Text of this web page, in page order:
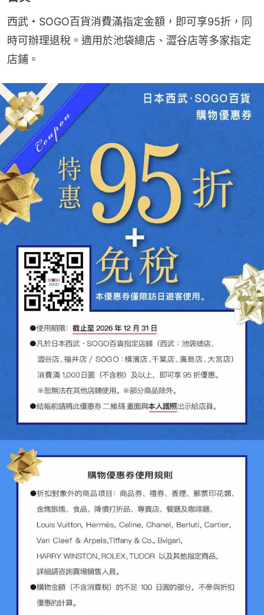
西武・SOGO百貨消費滿指定金額，即可享95折，同
時可辦理退稅。適用於池袋總店、澀谷店等多家指定
店鋪。